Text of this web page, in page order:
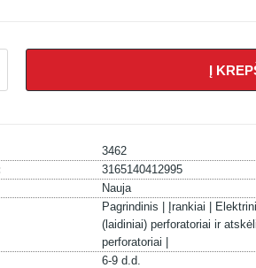
Į
3462
3165140412995
Nauja
Pagrindinis | Įrankiai |
(laidiniai) perforatoriai ir
perforatoriai |
6-9 d.d.